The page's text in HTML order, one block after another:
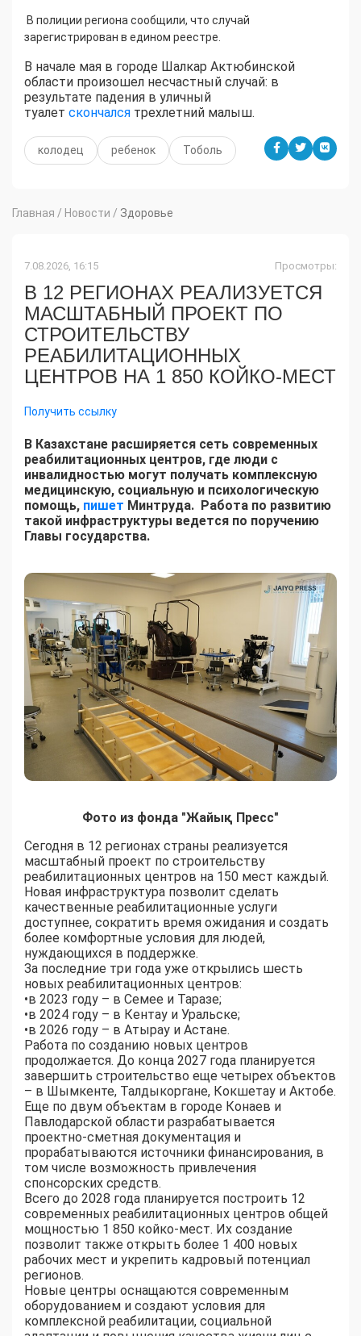
В полиции региона сообщили, что случай
зарегистрирован в едином реестре.
В начале мая в городе Шалкар Актюбинской
области произошел несчастный случай: в
результате падения в уличный
туалет скончался трехлетний малыш.
колодец ребенок Тоболь
Главная / Новости / Здоровье
7.08.2026, 16:15 Просмотры:
В 12 РЕГИОНАХ РЕАЛИЗУЕТСЯ
МАСШТАБНЫЙ ПРОЕКТ ПО
СТРОИТЕЛЬСТВУ
РЕАБИЛИТАЦИОННЫХ
ЦЕНТРОВ НА 1 850 КОЙКО-МЕСТ
Получить ссылку
В Казахстане расширяется сеть современных
реабилитационных центров, где люди с
инвалидностью могут получать комплексную
медицинскую, социальную и психологическую
помощь, пишет Минтруда. Работа по развитию
такой инфраструктуры ведется по поручению
Главы государства.
Фото из фонда "Жайық Пресс"
Сегодня в 12 регионах страны реализуется
масштабный проект по строительству
реабилитационных центров на 150 мест каждый.
Новая инфраструктура позволит сделать
качественные реабилитационные услуги
доступнее, сократить время ожидания и создать
более комфортные условия для людей,
нуждающихся в поддержке.
За последние три года уже открылись шесть
новых реабилитационных центров:
•​в 2023 году – в Семее и Таразе;
•​в 2024 году – в Кентау и Уральске;
•​в 2026 году – в Атырау и Астане.
Работа по созданию новых центров
продолжается. До конца 2027 года планируется
завершить строительство еще четырех объектов
– в Шымкенте, Талдыкоргане, Кокшетау и Актобе.
Еще по двум объектам в городе Конаев и
Павлодарской области разрабатывается
проектно-сметная документация и
прорабатываются источники финансирования, в
том числе возможность привлечения
спонсорских средств.
Всего до 2028 года планируется построить 12
современных реабилитационных центров общей
мощностью 1 850 койко-мест. Их создание
позволит также открыть более 1 400 новых
рабочих мест и укрепить кадровый потенциал
регионов.
Новые центры оснащаются современным
оборудованием и создают условия для
комплексной реабилитации, социальной